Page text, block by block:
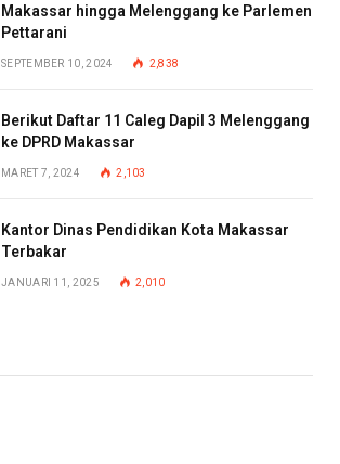
Makassar hingga Melenggang ke Parlemen
Pettarani
SEPTEMBER 10, 2024 2,838
Berikut Daftar 11 Caleg Dapil 3 Melenggang
ke DPRD Makassar
MARET 7, 2024 2,103
Kantor Dinas Pendidikan Kota Makassar
Terbakar
JANUARI 11, 2025 2,010